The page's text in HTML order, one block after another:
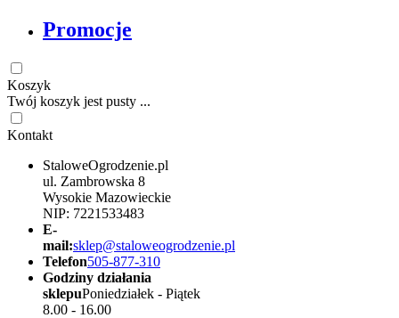
Promocje
Koszyk
Twój koszyk jest pusty ...
Kontakt
StaloweOgrodzenie.pl
ul. Zambrowska 8
Wysokie Mazowieckie
NIP: 7221533483
E-
mail:sklep@staloweogrodzenie.pl
Telefon505-877-310
Godziny działania
sklepuPoniedziałek - Piątek
8.00 - 16.00